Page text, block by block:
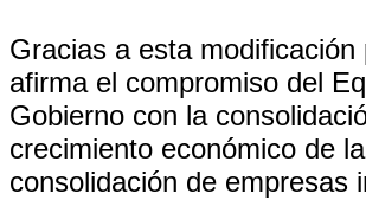
Gracias a esta modificación
afirma el compromiso del
Gobierno con la
crecimiento económico de
consolidación de empresas